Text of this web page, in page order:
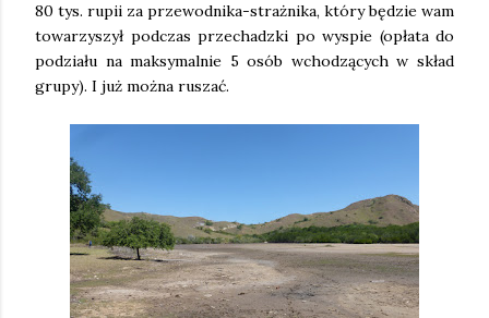
80 tys. rupii za przewodnika-strażnika, który będzie wam
towarzyszył podczas przechadzki po wyspie (opłata do
podziału na maksymalnie 5 osób wchodzących w skład
grupy). I już można ruszać.